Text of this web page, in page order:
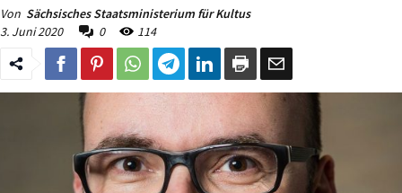
Von Sächsisches Staatsministerium für Kultus
3. Juni 2020
0 114